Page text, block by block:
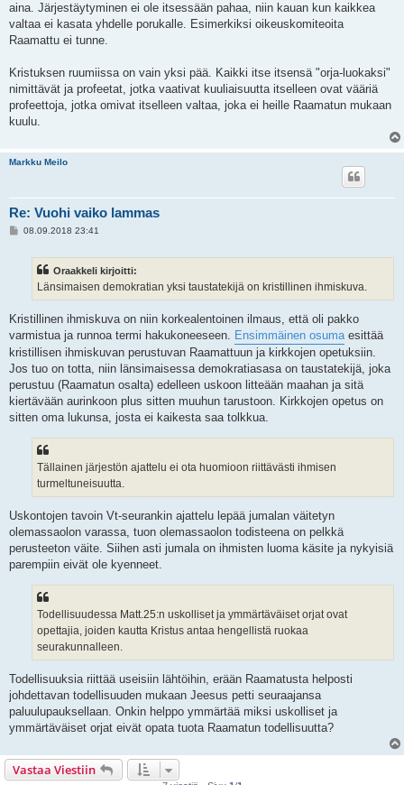
aina. Järjestäytyminen ei ole itsessään pahaa, niin kauan kun kaikkea
valtaa ei kasata yhdelle porukalle. Esimerkiksi oikeuskomiteoita
Raamattu ei tunne.
Kristuksen ruumiissa on vain yksi pää. Kaikki itse itsensä "orja-luokaksi"
nimittävät ja profeetat, jotka vaativat kuuliaisuutta itselleen ovat vääriä
profeettoja, jotka omivat itselleen valtaa, joka ei heille Raamatun mukaan
kuulu.
Markku Meilo
Re: Vuohi vaiko lammas
V08.09.2018 23:41
Oraakkeli kirjoitti:
Länsimaisen demokratian yksi taustatekijä on kristillinen ihmiskuva.
Kristillinen ihmiskuva on niin korkealentoinen ilmaus, että oli pakko
varmistua ja runnoa termi hakukoneeseen. Ensimmäinen osumaesittää
kristillisen ihmiskuvan perustuvan Raamattuun ja kirkkojen opetuksiin.
Jos tuo on totta, niin länsimaisessa demokratiasasa on taustatekijä, joka
perustuu (Raamatun osalta) edelleen uskoon litteään maahan ja sitä
kiertävään aurinkoon plus sitten muuhun tarustoon. Kirkkojen opetus on
sitten oma lukunsa, josta ei kaikesta saa tolkkua.
Tällainen järjestön ajattelu ei ota huomioon riittävästi ihmisen
turmeltuneisuutta.
Uskontojen tavoin Vt-seurankin ajattelu lepää jumalan väitetyn
olemassaolon varassa, tuon olemassaolon todisteena on pelkkä
perusteeton väite. Siihen asti jumala on ihmisten luoma käsite ja nykyisiä
parempiin eivät ole kyenneet.
Todellisuudessa Matt.25:n uskolliset ja ymmärtäväiset orjat ovat
opettajia, joiden kautta Kristus antaa hengellistä ruokaa
seurakunnalleen.
Todellisuuksia riittää useisiin lähtöihin, erään Raamatusta helposti
johdettavan todellisuuden mukaan Jeesus petti seuraajansa
paluulupauksellaan. Onkin helppo ymmärtää miksi uskolliset ja
ymmärtäväiset orjat eivät opata tuota Raamatun todellisuutta?
Vastaa Viestiin